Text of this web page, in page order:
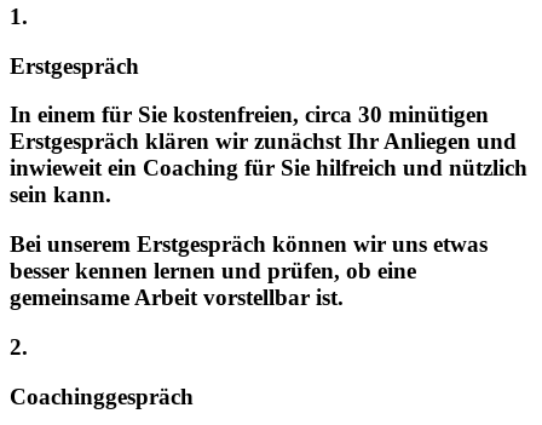
1.
Erstgespräch
In einem für Sie kostenfreien, circa 30 minütigen
Erstgespräch klären wir zunächst Ihr Anliegen und
inwieweit ein Coaching für Sie hilfreich und nützlich
sein kann.
Bei unserem Erstgespräch können wir uns etwas
besser kennen lernen und prüfen, ob eine
gemeinsame Arbeit vorstellbar ist.
2.
Coachinggespräch